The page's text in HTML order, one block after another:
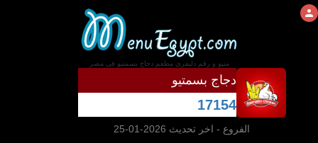
منيو و رقم دليفرى مطعم دجاج بسمتيو فى مصر
دجاج بسمتيو
17154
الفروع - اخر تحديث 2026-01-25